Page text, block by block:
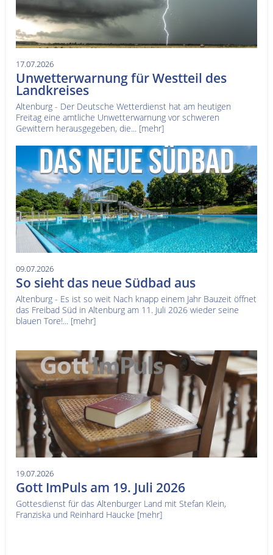
17.07.2026
Unwetterwarnung für Westteil des
Landkreises
Altenburg - Der Deutsche Wetterdienst hat am heutigen
Freitag eine amtliche Unwetterwarnung vor schweren
Gewittern herausgegeben, die... [mehr]
09.07.2026
So sieht das neue Südbad aus
Altenburg - Es ist so weit Nach knapp einem Jahr Bauzeit öffnet
das Freibad Süd in Altenburg am 11. Juli 2026 wieder seine
blauen Tore!... [mehr]
19.07.2026
Gott ImPuls am 19. Juli 2026
Gottesdienst für das Altenburger Land mit Stefan Klein,
Franziska und Reinhard Haucke [mehr]